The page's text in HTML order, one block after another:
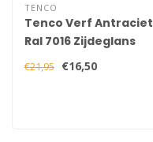
TENCO
Tenco Verf Antraciet
Ral 7016 Zijdeglans
€21,95 €16,50